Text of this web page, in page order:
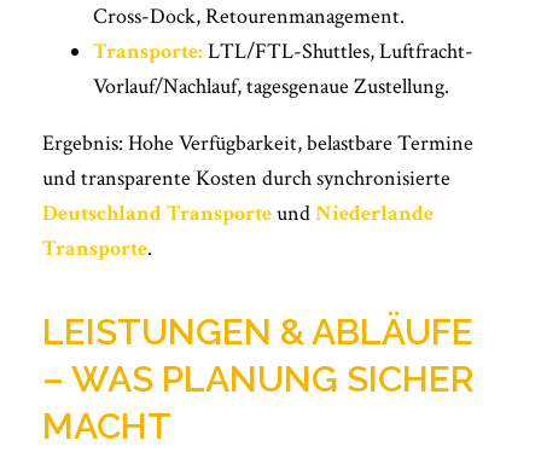
Cross-Dock, Retourenmanagement.
Transporte: LTL/FTL-Shuttles, Luftfracht-
Vorlauf/Nachlauf, tagesgenaue Zustellung.
Ergebnis: Hohe Verfügbarkeit, belastbare Termine
und transparente Kosten durch synchronisierte
Deutschland TransporteundNiederlande
Transporte.
LEISTUNGEN & ABLÄUFE
– WAS PLANUNG SICHER
MACHT